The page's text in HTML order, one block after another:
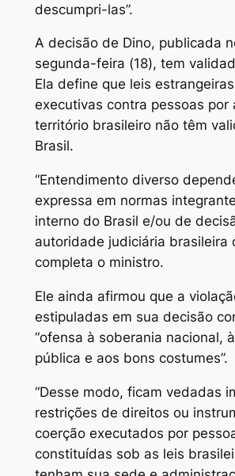
descumpri-las”.
A decisão de Dino, publicada
segunda-feira (18), tem
Ela define que leis
executivas contra pessoas por
território brasileiro não têm
Brasil.
“Entendimento diverso
expressa em normas
interno do Brasil e/ou de
autoridade judiciária brasileira
completa o ministro.
Ele ainda afirmou que a
estipuladas em sua decisão
“ofensa à soberania nacional,
pública e aos bons costumes”.
“Desse modo, ficam vedadas
restrições de direitos ou
coerção executados por
constituídas sob as leis